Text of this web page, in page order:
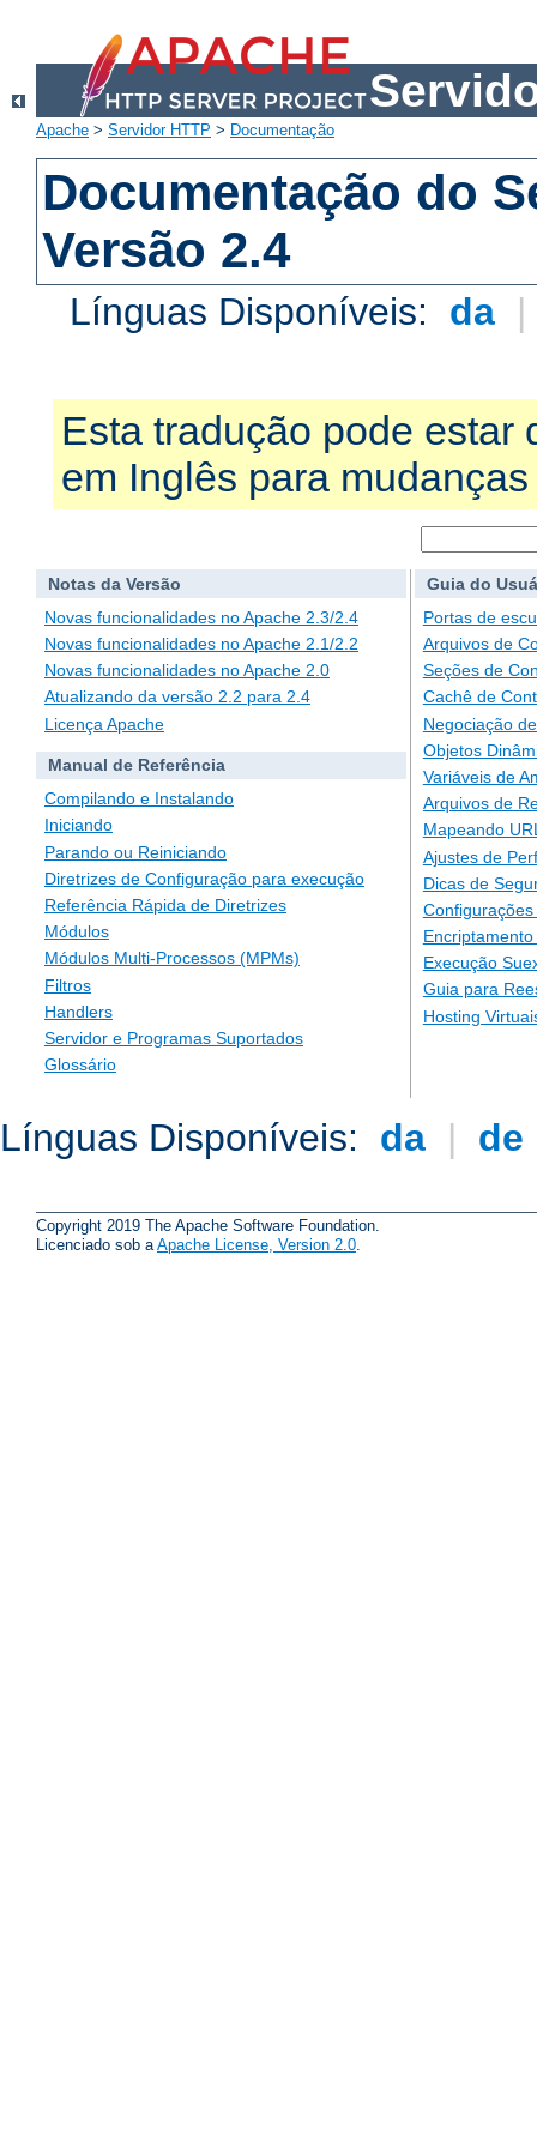
Apache > Servidor HTTP > Documentação
Documentação do
Versão 2.4
Línguas Disponíveis: da |
Esta tradução pode estar
em Inglês para
Notas da Versão
Novas funcionalidades no Apache 2.3/2.4
Novas funcionalidades no Apache 2.1/2.2
Novas funcionalidades no Apache 2.0
Atualizando da versão 2.2 para 2.4
Licença Apache
Manual de Referência
Compilando e Instalando
Iniciando
Parando ou Reiniciando
Diretrizes de Configuração para execução
Referência Rápida de Diretrizes
Módulos
Módulos Multi-Processos (MPMs)
Filtros
Handlers
Servidor e Programas Suportados
Glossário
Guia do
Portas de
Arquivos de
Seções de
Cachê de
Negociação
Objetos
Variáveis de
Arquivos de
Mapeando
Ajustes de
Dicas de
Execução
Guia para
Hosting
Línguas Disponíveis: da | de
Copyright 2019 The Apache Software Foundation.
Licenciado sob a Apache License, Version 2.0